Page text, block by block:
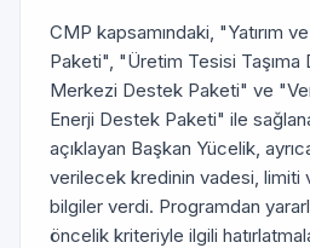
CMP kapsamındaki, "Yatırım
Paketi", "Üretim Tesisi Taşıma
Merkezi Destek Paketi" ve
Enerji Destek Paketi" ile
açıklayan Başkan Yücelik,
verilecek kredinin vadesi, limiti
bilgiler verdi. Programdan
öncelik kriteriyle ilgili